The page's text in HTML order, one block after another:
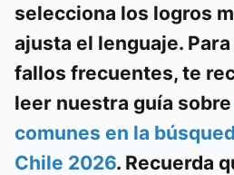
selecciona los logros
ajusta el lenguaje.
fallos frecuentes, te
leer nuestra guía sobre
comunes en la
Chile 2026. Recuerda